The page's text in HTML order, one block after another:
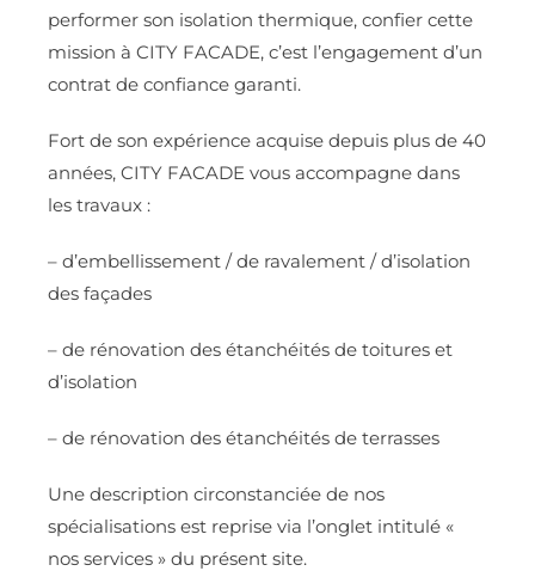
performer son isolation thermique, confier cette
mission à CITY FACADE, c’est l’engagement d’un
contrat de confiance garanti.
Fort de son expérience acquise depuis plus de 40
années, CITY FACADE vous accompagne dans
les travaux :
– d’embellissement / de ravalement / d’isolation
des façades
– de rénovation des étanchéités de toitures et
d’isolation
– de rénovation des étanchéités de terrasses
Une description circonstanciée de nos
spécialisations est reprise via l’onglet intitulé «
nos services » du présent site.